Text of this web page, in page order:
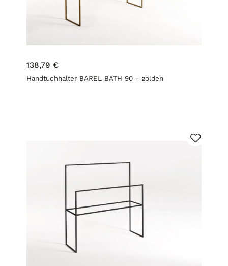
138,79 €
Handtuchhalter BAREL BATH 90 - golden